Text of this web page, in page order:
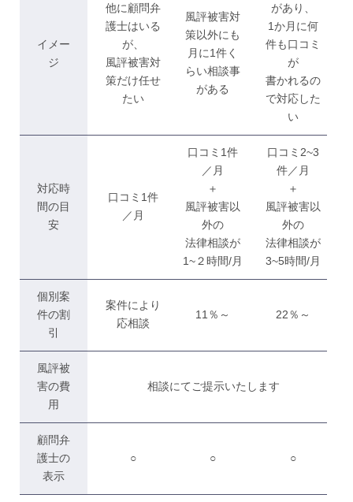
イメー
ジ
他に顧問弁
護士はいる
が、
風評被害対
策だけ任せ
たい
風評被害対
策以外にも
月に1件く
らい相談事
がある
があり、
1か月に何
件も口コミ
が
書かれるの
で対応した
い
対応時
間の目
安
口コミ1件
／月
口コミ1件
／月
＋
風評被害以
外の
法律相談が
1~２時間/月
口コミ2~3
件／月
＋
風評被害以
外の
法律相談が
3~5時間/月
個別案
件の割
引
案件により
応相談
11％～ 22％～
風評被
害の費
用
相談にてご提示いたします
顧問弁
護士の
表示
○ ○ ○